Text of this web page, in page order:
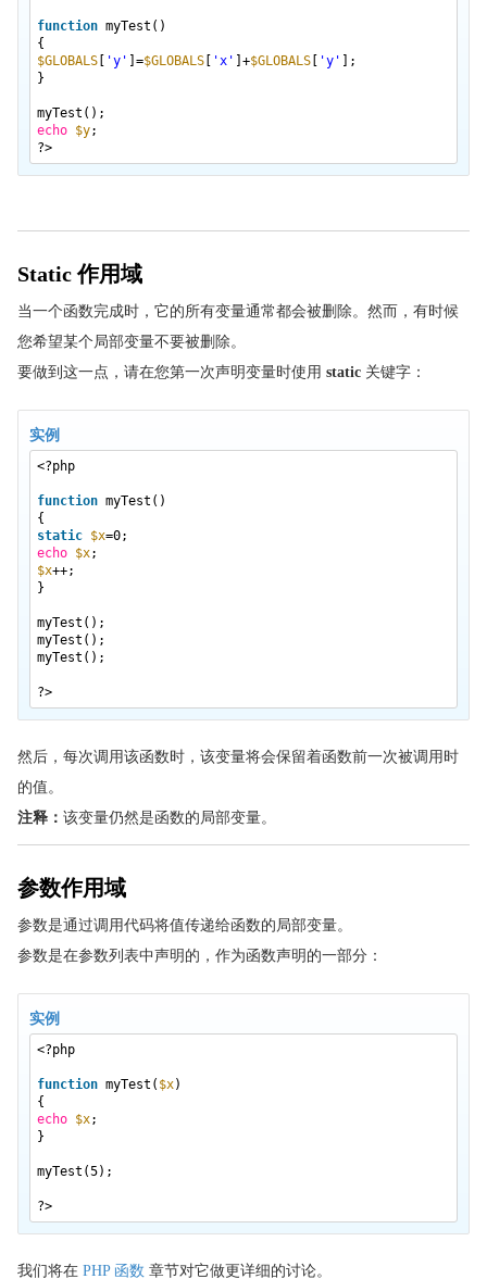
function myTest()
{
$GLOBALS
'y' ]=$GLOBALS 'x' ]+$GLOBALS 'y'
];
}
myTest();
echo $y;
?>
Static 作用域
当一个函数完成时，它的所有变量通常都会被删除。然而，有时候
您希望某个局部变量不要被删除。
要做到这一点，请在您第一次声明变量时使用 static 关键字：
实例
<?php
function myTest()
{
static $x=0;
echo $x;
$x++;
}
myTest();
myTest();
myTest();
?>
然后，每次调用该函数时，该变量将会保留着函数前一次被调用时
的值。
注释： 该变量仍然是函数的局部变量。
参数作用域
参数是通过调用代码将值传递给函数的局部变量。
参数是在参数列表中声明的，作为函数声明的一部分：
实例
<?php
function myTest( $x)
{
echo $x;
}
myTest(5);
?>
我们将在 PHP 函数 章节对它做更详细的讨论。